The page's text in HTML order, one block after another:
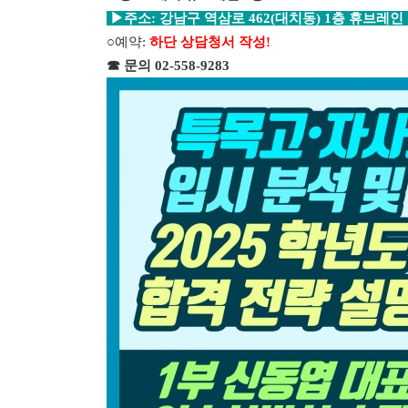
▶주소: 강남구 역삼로 462(대치동) 1층 휴브레
○예약: 하단 상담청서 작성!
☎ 문의 02-558-9283